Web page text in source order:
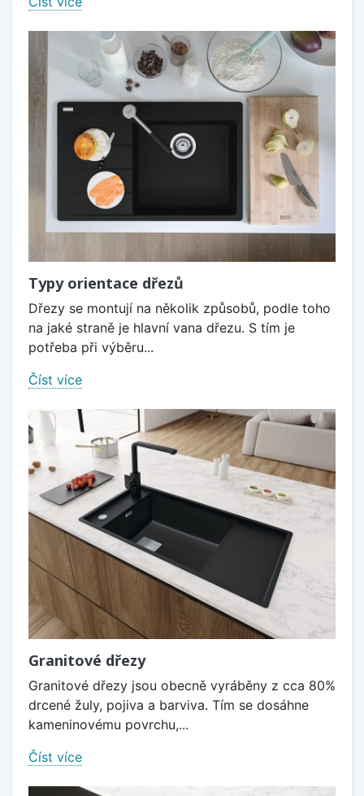
Typy orientace dřezů
Dřezy se montují na několik způsobů, podle toho
na jaké straně je hlavní vana dřezu. S tím je
potřeba při výběru...
Číst více
Granitové dřezy
Granitové dřezy jsou obecně vyráběny z cca 80%
drcené žuly, pojiva a barviva. Tím se dosáhne
kameninovému povrchu,...
Číst více